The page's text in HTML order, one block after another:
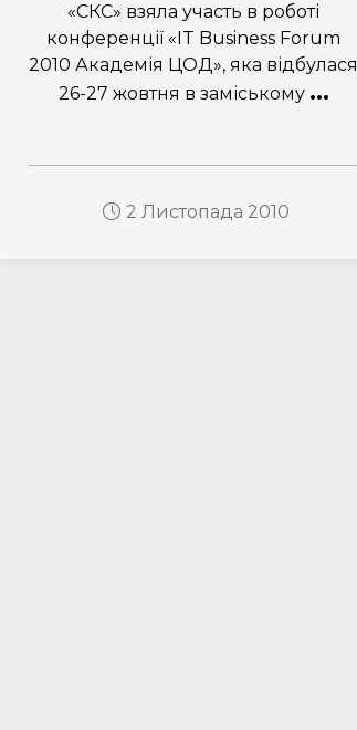
«СКС» взяла участь в роботі
конференції «IT Business Forum
2010 Академія ЦОД», яка відбулася
26-27 жовтня в заміському ...
2 Листопада 2010